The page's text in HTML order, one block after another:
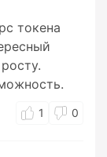
токена
1 0